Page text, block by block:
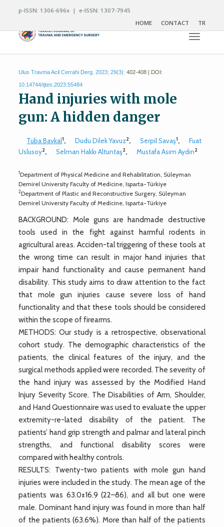
p-ISSN: 1306-696x | e-ISSN: 1307-7945
HOME
CONTACT TR
Toggle
Ulus Travma Acil Cerrahi Derg. 2023; 29(3): 402-408 | DOI:
10.14744/tjtes.2023.55484
Hand injuries with mole
gun: A hidden danger
Tuba Baykal1, Dudu Dilek Yavuz2, Serpil Savaş1,
Fuat
Uslusoy2, Selman Hakkı Altuntaş2, Mustafa Asım Aydın2
1Department of Physical Medicine and Rehabilitation, Süleyman
Demirel University Faculty of Medicine, Isparta-Türkiye
2Department of Plastic and Reconstructive Surgery, Süleyman
Demirel University Faculty of Medicine, Isparta-Türkiye
BACKGROUND: Mole guns are handmade destructive
tools used in the fight against harmful rodents in
agricultural areas. Acciden-tal triggering of these tools at
the wrong time can result in major hand injuries that
impair hand functionality and cause permanent hand
disability. This study aims to draw attention to the fact
that mole gun injuries cause severe loss of hand
functionality and that these tools should be considered
within the scope of firearms.
METHODS: Our study is a retrospective, observational
cohort study. The demographic characteristics of the
patients, the clinical features of the injury, and the
surgical methods applied were recorded. The severity of
the hand injury was assessed by the Modified Hand
Injury Severity Score. The Disabilities of Arm, Shoulder,
and Hand Questionnaire was used to evaluate the upper
extremity-re-lated disability of the patient. The
patients’ hand grip strength and palmar and lateral pinch
strengths, and functional disability scores were
compared with healthy controls.
RESULTS: Twenty-two patients with mole gun hand
injuries were included in the study. The mean age of the
patients was 63.0±16.9 (22–86), and all but one were
male. Dominant hand injury was found in more than half
of the patients (63.6%). More than half of the patients